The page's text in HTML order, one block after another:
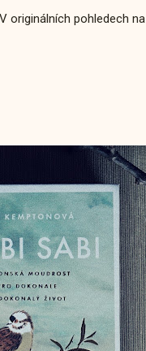
originálních pohledech